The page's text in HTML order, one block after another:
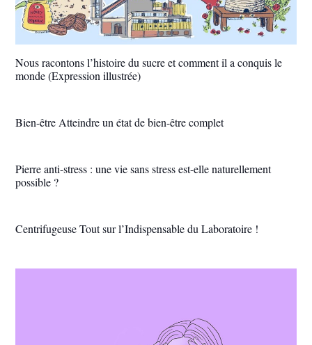
Nous racontons l’histoire du sucre et comment il a conquis le
monde (Expression illustrée)
Bien-être Atteindre un état de bien-être complet
Pierre anti-stress : une vie sans stress est-elle naturellement
possible ?
Centrifugeuse Tout sur l’Indispensable du Laboratoire !